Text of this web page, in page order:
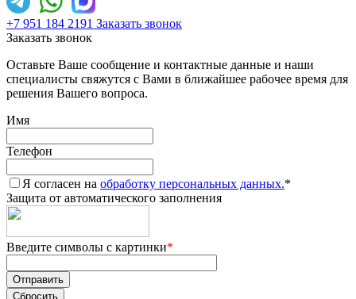
+7 951 184 2191 Заказать звонок
Заказать звонок
Оставьте Ваше сообщение и контактные данные и наши
специалисты свяжутся с Вами в ближайшее рабочее время для
решения Вашего вопроса.
Имя
Телефон
Я согласен на обработку персональных данных.*
Защита от автоматического заполнения
Введите символы с картинки*